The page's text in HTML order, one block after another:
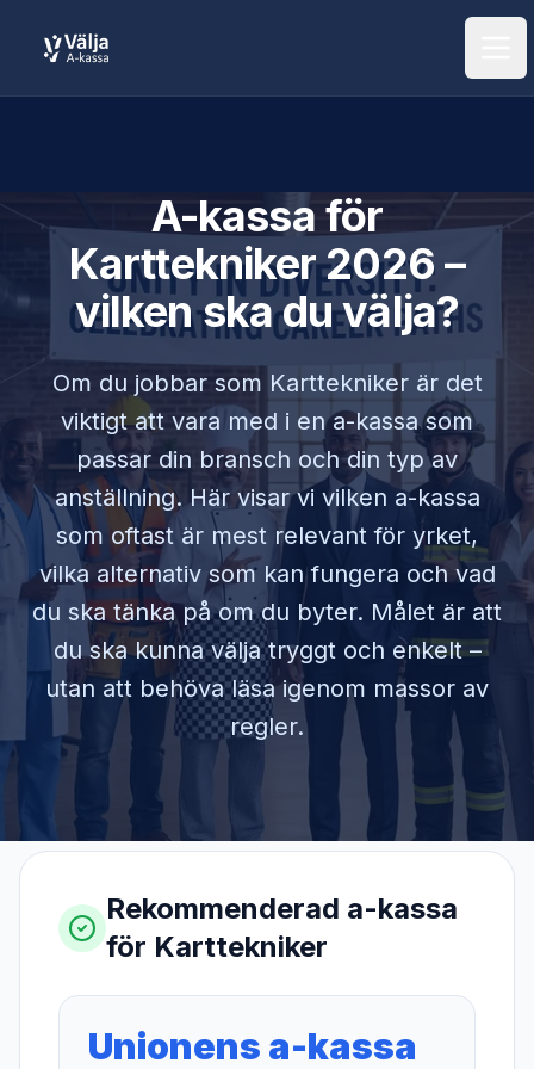
A-kassa för
Karttekniker2026 –
vilken ska du välja?
Om du jobbar som Kartteknikerär det
viktigt att vara med i en a-kassa som
passar din bransch och din typ av
anställning. Här visar vi vilken a-kassa
som oftast är mest relevant för yrket,
vilka alternativ som kan fungera och vad
du ska tänka på om du byter. Målet är att
du ska kunna välja tryggt och enkelt –
utan att behöva läsa igenom massor av
regler.
Rekommenderad a-kassa
för Karttekniker
Unionens a-kassa